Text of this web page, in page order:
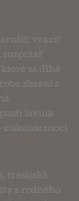
vraziť
rozpútať
sa dlhé
zbraní z
lavína
získanie moci
trésijská
z rodného